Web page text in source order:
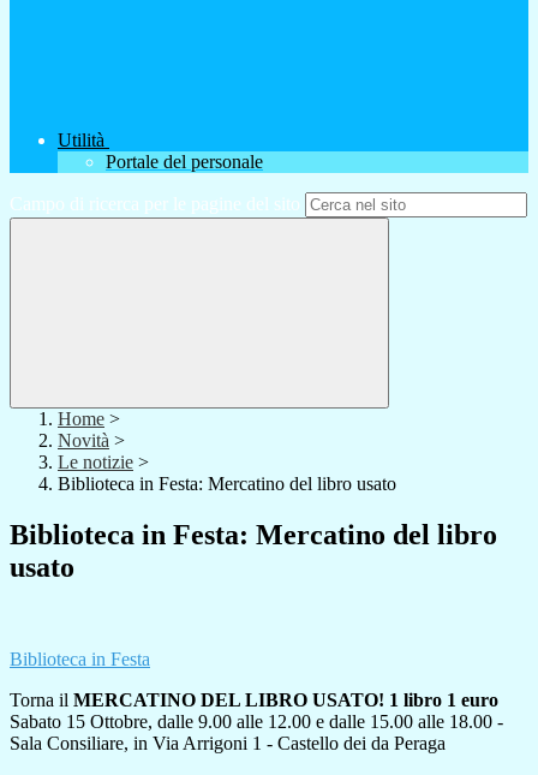
Utilità
Portale del personale
Campo di ricerca per le pagine del sito
Home >
Novità >
Le notizie >
Biblioteca in Festa: Mercatino del libro usato
Biblioteca in Festa: Mercatino del libro
usato
Biblioteca in Festa
Torna il MERCATINO DEL LIBRO USATO! 1 libro 1 euro
Sabato 15 Ottobre, dalle 9.00 alle 12.00 e dalle 15.00 alle 18.00 -
Sala Consiliare, in Via Arrigoni 1 - Castello dei da Peraga